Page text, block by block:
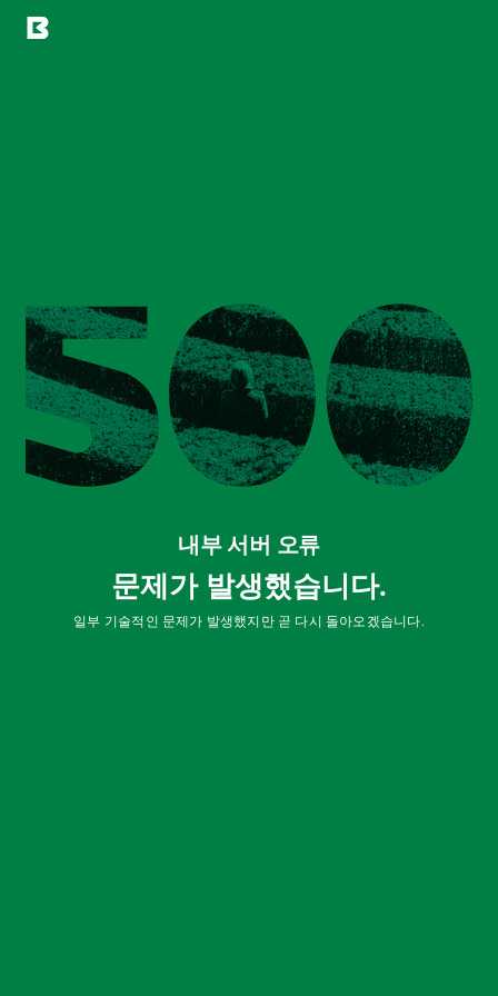
내부 서버 오류
문제가 발생했습니다.
일부 기술적인 문제가 발생했지만 곧 다시 돌아오겠습니다.